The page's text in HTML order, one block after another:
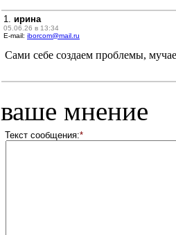
1. ирина
05.06.26 в 13:34
E-mail: iborcom@mail.ru
Сами себе создаем проблемы,
ваше мнение
Текст сообщения:*